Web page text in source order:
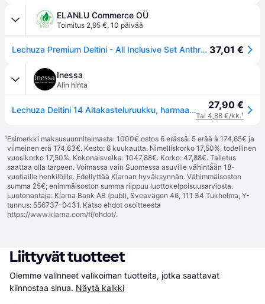
ELANLU Commerce OÜ
Toimitus 2,95 €, 10 päivää
Lechuza Premium Deltini - All Inclusive Set Anthracite (⌀14 ↕18) 37,01 €
Inessa
Alin hinta
Lechuza Deltini 14 Altakasteluruukku, harmaa (All-in-One) 27,90 €
Tai 4,88 €/kk.¹
¹Esimerkki maksusuunnitelmasta: 1000€ ostos 6 erässä: 5 erää à 174,65€ ja
viimeinen erä 174,63€. Kesto: 6 kuukautta. Nimelliskorko 17,50%, todellinen
vuosikorko 17,50%. Kokonaisvelka: 1047,88€. Korko: 47,88€. Talletus
saattaa olla tarpeen. Voimassa vain Suomessa asuville vähintään 18-
vuotiaille henkilöille. Edellyttää Klarnan hyväksynnän. Vähimmäisoston
summa 25€; enimmäisoston summa riippuu luottokelpoisuusarviosta.
Luotonantaja: Klarna Bank AB (publ), Sveavägen 46, 111 34 Tukholma, Y-
tunnus: 556737-0431. Katso ehdot osoitteesta
https://www.klarna.com/fi/ehdot/.
Liittyvät tuotteet
Olemme valinneet valikoiman tuotteita, jotka saattavat
kiinnostaa sinua. Näytä kaikki